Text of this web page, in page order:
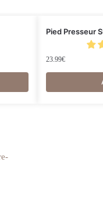
Pied Presseur
23.99€